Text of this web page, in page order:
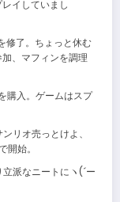
イしていまし
修了。ちょっと休む
、マフィンを調理
購入。ゲームはスプ
リオ売っとけよ、
始。
派なニートにヽ(´ー